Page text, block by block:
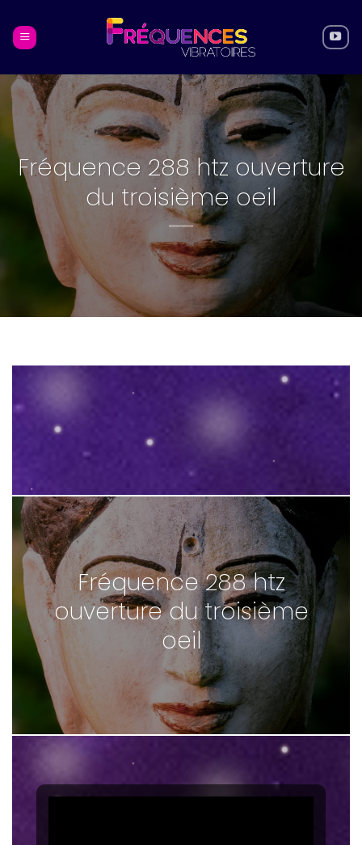
content
Fréquence 288 htz ouverture
du troisième oeil
Fréquence 288 htz
ouverture du troisième
oeil